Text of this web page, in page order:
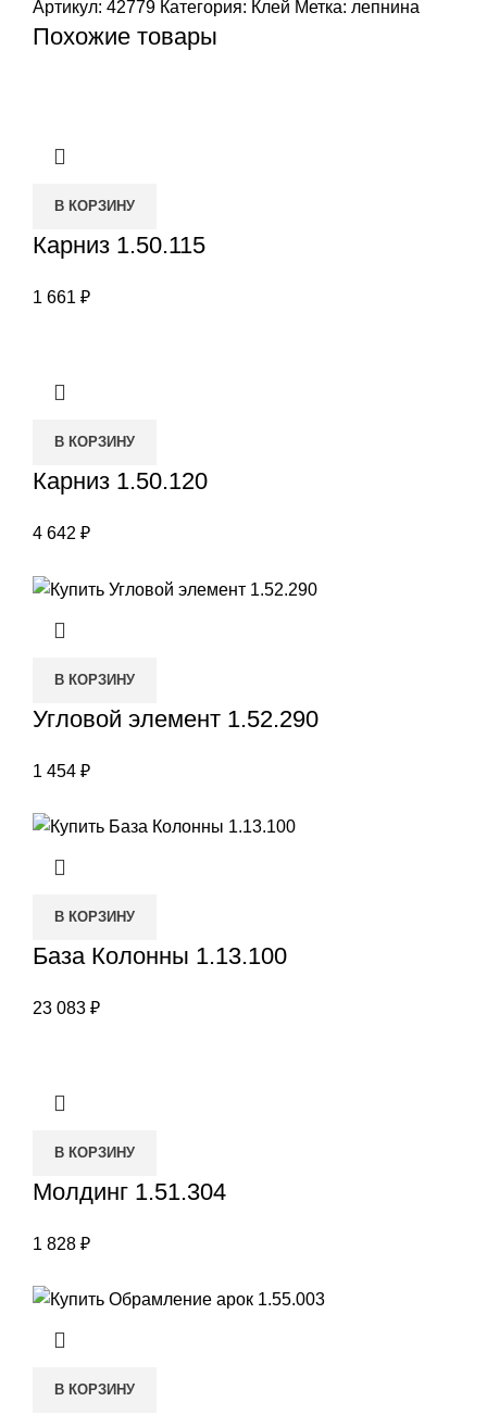
Артикул: 42779 Категория: Клей Метка: лепнина
Похожие товары
В КОРЗИНУ
Карниз 1.50.115
1 661 ₽
В КОРЗИНУ
Карниз 1.50.120
4 642 ₽
В КОРЗИНУ
Угловой элемент 1.52.290
1 454 ₽
В КОРЗИНУ
База Колонны 1.13.100
23 083 ₽
В КОРЗИНУ
Молдинг 1.51.304
1 828 ₽
В КОРЗИНУ